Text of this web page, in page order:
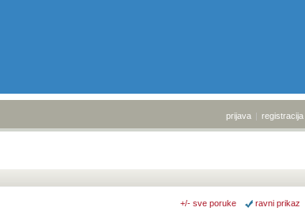
prijava | registracija
+/- sve poruke ravni prikaz